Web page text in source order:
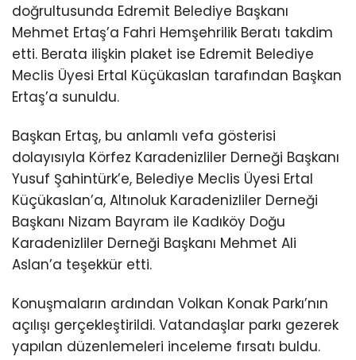
doğrultusunda Edremit Belediye Başkanı
Mehmet Ertaş’a Fahri Hemşehrilik Beratı takdim
etti. Berata ilişkin plaket ise Edremit Belediye
Meclis Üyesi Ertal Küçükaslan tarafından Başkan
Ertaş’a sunuldu.
Başkan Ertaş, bu anlamlı vefa gösterisi
dolayısıyla Körfez Karadenizliler Derneği Başkanı
Yusuf Şahintürk’e, Belediye Meclis Üyesi Ertal
Küçükaslan’a, Altınoluk Karadenizliler Derneği
Başkanı Nizam Bayram ile Kadıköy Doğu
Karadenizliler Derneği Başkanı Mehmet Ali
Aslan’a teşekkür etti.
Konuşmaların ardından Volkan Konak Parkı’nın
açılışı gerçekleştirildi. Vatandaşlar parkı gezerek
yapılan düzenlemeleri inceleme fırsatı buldu.